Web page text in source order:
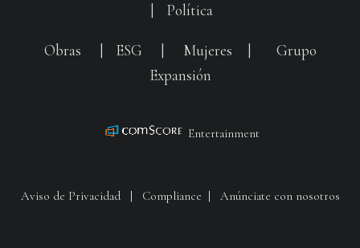
Política
Obras ESG Mujeres
Grupo
Expansión
Entertainment
Aviso de Privacidad| Compliance Anúnciate con nosotros